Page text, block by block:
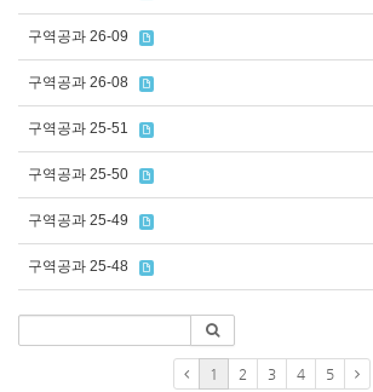
구역공과 26-09
구역공과 26-08
구역공과 25-51
구역공과 25-50
구역공과 25-49
구역공과 25-48
1 2 3 4 5